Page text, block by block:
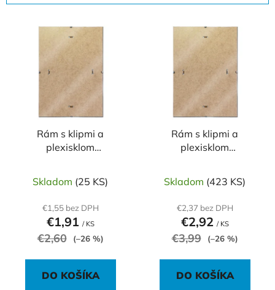
Rám s klipmi a
plexisklom
Skladom (25 KS)
€1,55 bez DPH
€1,91 / KS
€2,60 (–26 %)
DO KOŠÍKA
Rám s klipmi a
plexisklom
Skladom (423 KS)
€2,37 bez DPH
€2,92 / KS
€3,99 (–26 %)
DO KOŠÍKA